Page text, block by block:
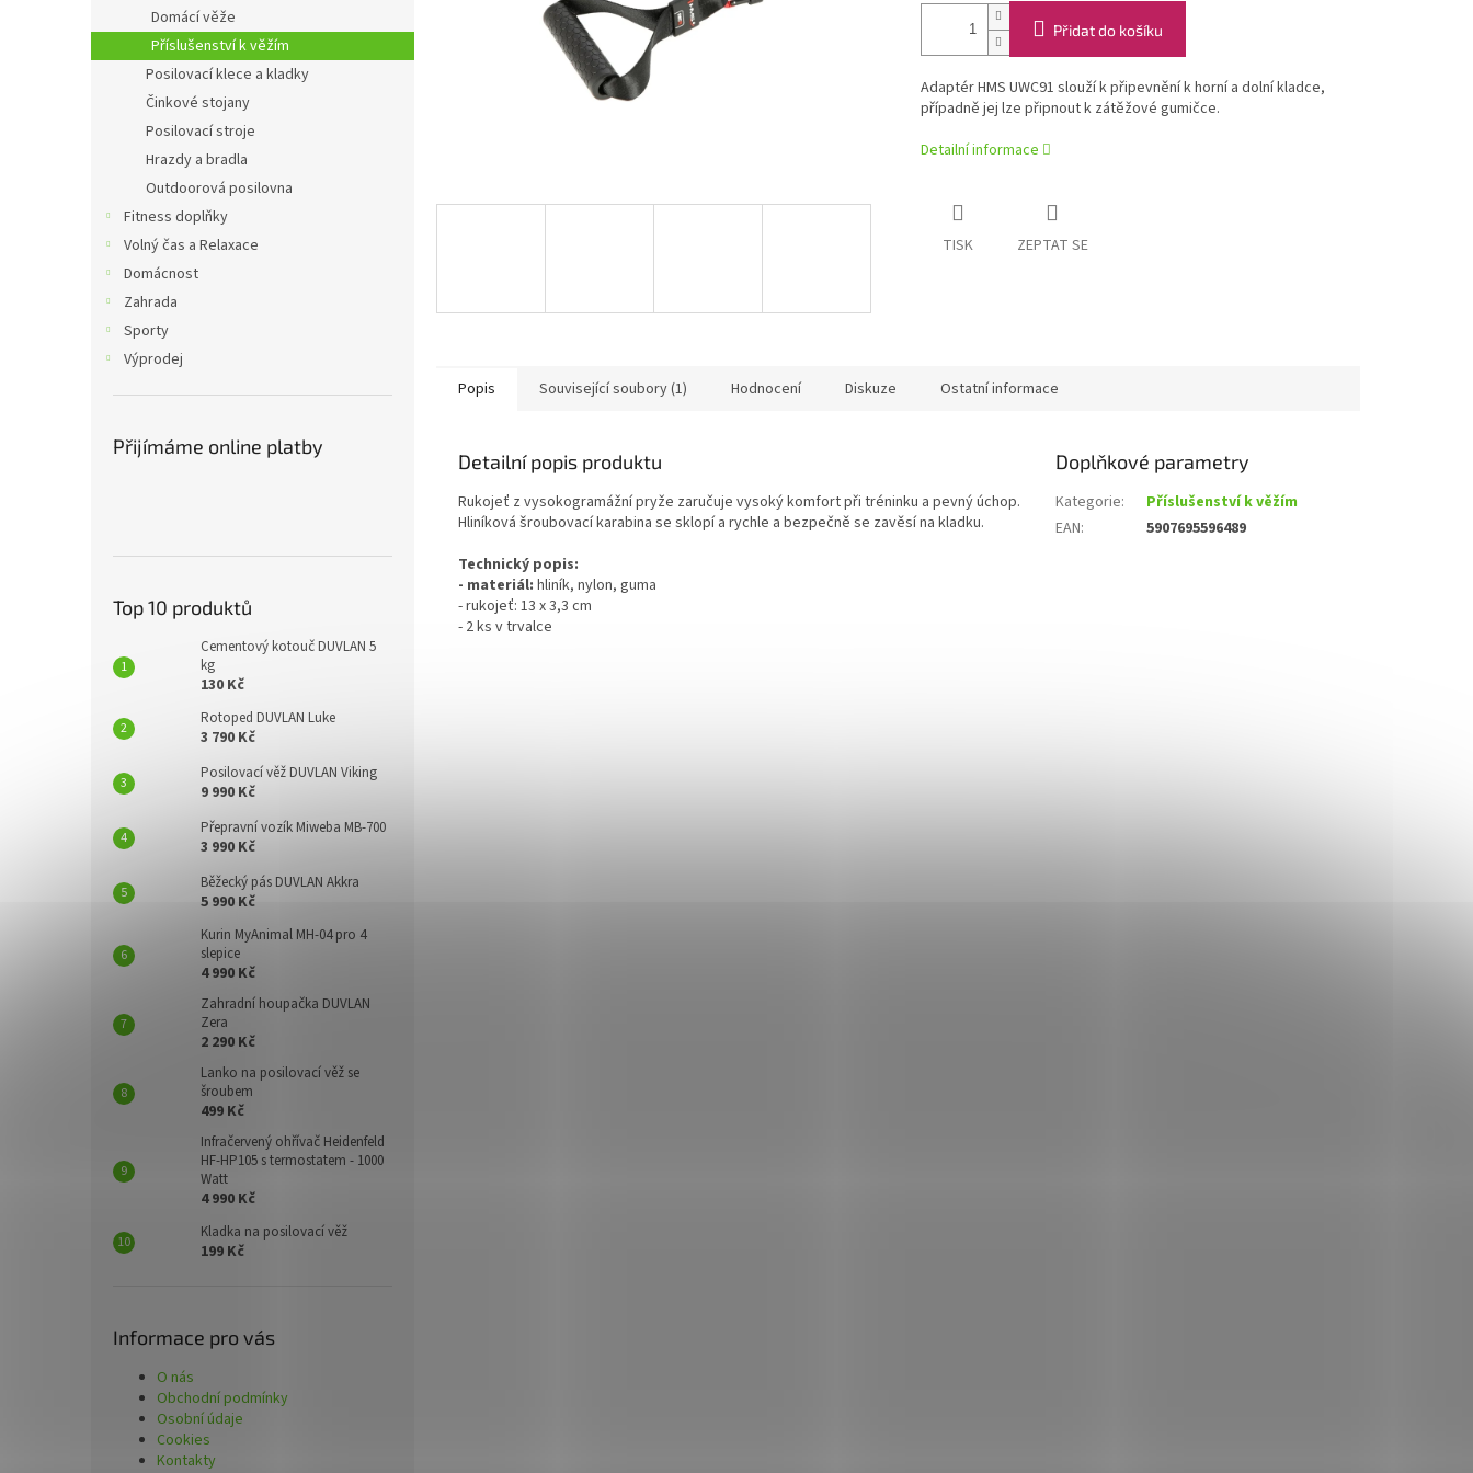
e
l
Domácí věže
Příslušenství k věžím
Posilovací klece a kladky
Činkové stojany
Posilovací stroje
Hrazdy a bradla
Outdoorová posilovna
Fitness doplňky
Volný čas a Relaxace
Domácnost
Zahrada
Sporty
Výprodej
Přijímáme online platby
Top 10 produktů
Cementový kotouč DUVLAN 5
kg
130 Kč
Rotoped DUVLAN Luke
3 790 Kč
Posilovací věž DUVLAN Viking
9 990 Kč
Přepravní vozík Miweba MB-700
3 990 Kč
Běžecký pás DUVLAN Akkra
5 990 Kč
Kurin MyAnimal MH-04 pro 4
slepice
4 990 Kč
Zahradní houpačka DUVLAN
Zera
2 290 Kč
Lanko na posilovací věž se
šroubem
499 Kč
Infračervený ohřívač Heidenfeld
HF-HP105 s termostatem - 1000
Watt
4 990 Kč
Kladka na posilovací věž
199 Kč
Informace pro vás
O nás
Obchodní podmínky
Osobní údaje
Cookies
Kontakty
Přidat do košíku
Adaptér HMS UWC91 slouží k připevnění k horní a dolní kladce,
případně jej lze připnout k zátěžové gumičce.
Detailní informace
TISK ZEPTAT SE
Popis Související soubory (1) Hodnocení Diskuze Ostatní informace
Detailní popis produktu
Rukojeť z vysokogramážní pryže zaručuje vysoký komfort při tréninku a pevný úchop.
Hliníková šroubovací karabina se sklopí a rychle a bezpečně se zavěsí na kladku.
Technický popis:
- materiál: hliník, nylon, guma
- rukojeť: 13 x 3,3 cm
- 2 ks v trvalce
Doplňkové parametry
Kategorie:
Příslušenství k věžím
EAN: 5907695596489